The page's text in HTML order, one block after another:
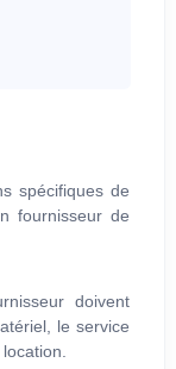
spécifiques de
fournisseur de
doivent
le service